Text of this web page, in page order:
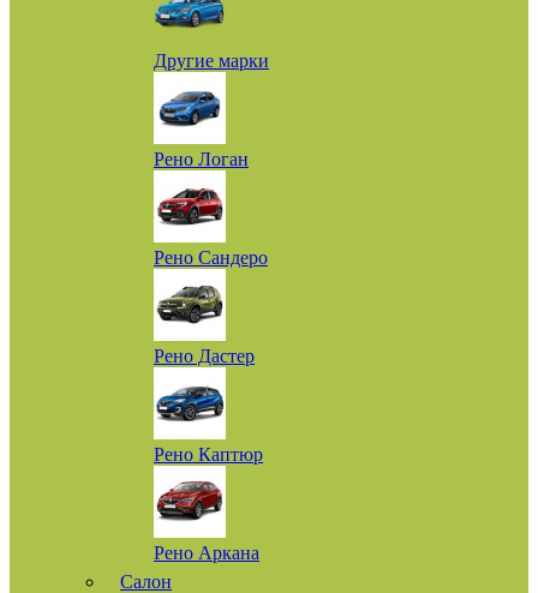
Другие марки
Рено Логан
Рено Сандеро
Рено Дастер
Рено Каптюр
Рено Аркана
Салон